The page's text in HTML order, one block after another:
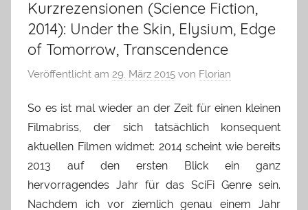
Kurzrezensionen (Science Fiction,
2014): Under the Skin, Elysium, Edge
of Tomorrow, Transcendence
Veröffentlicht am 29. März 2015 von Florian
So es ist mal wieder an der Zeit für einen kleinen
Filmabriss, der sich tatsächlich konsequent
aktuellen Filmen widmet: 2014 scheint wie bereits
2013 auf den ersten Blick ein ganz
hervorragendes Jahr für das SciFi Genre sein.
Nachdem ich vor ziemlich genau einem Jahr